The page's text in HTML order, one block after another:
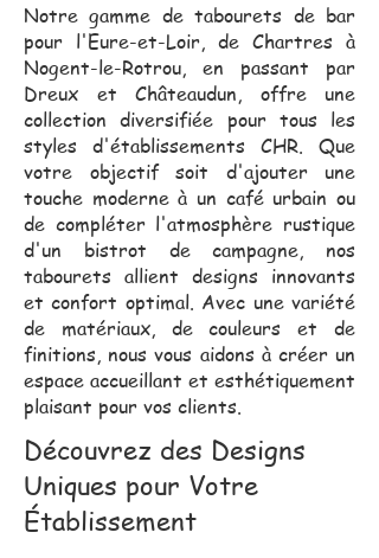
Notre gamme de tabourets de bar
pour l'Eure-et-Loir, de Chartres à
Nogent-le-Rotrou, en passant par
Dreux et Châteaudun, offre une
collection diversifiée pour tous les
styles d'établissements CHR. Que
votre objectif soit d'ajouter une
touche moderne à un café urbain ou
de compléter l'atmosphère rustique
d'un bistrot de campagne, nos
tabourets allient designs innovants
et confort optimal. Avec une variété
de matériaux, de couleurs et de
finitions, nous vous aidons à créer un
espace accueillant et esthétiquement
plaisant pour vos clients.
Découvrez des Designs
Uniques pour Votre
Établissement